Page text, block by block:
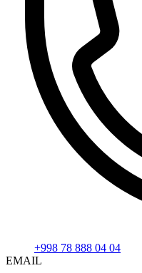
+998 78 888 04 04
EMAIL